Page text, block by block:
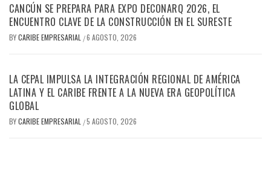
CANCÚN SE PREPARA PARA EXPO DECONARQ 2026, EL
ENCUENTRO CLAVE DE LA CONSTRUCCIÓN EN EL SURESTE
BYCARIBE EMPRESARIAL /6 AGOSTO, 2026
LA CEPAL IMPULSA LA INTEGRACIÓN REGIONAL DE AMÉRICA
LATINA Y EL CARIBE FRENTE A LA NUEVA ERA GEOPOLÍTICA
GLOBAL
BYCARIBE EMPRESARIAL /5 AGOSTO, 2026